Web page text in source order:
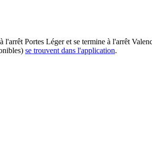
Portes Léger et se termine à l'arrêt
se trouvent dans l'application.